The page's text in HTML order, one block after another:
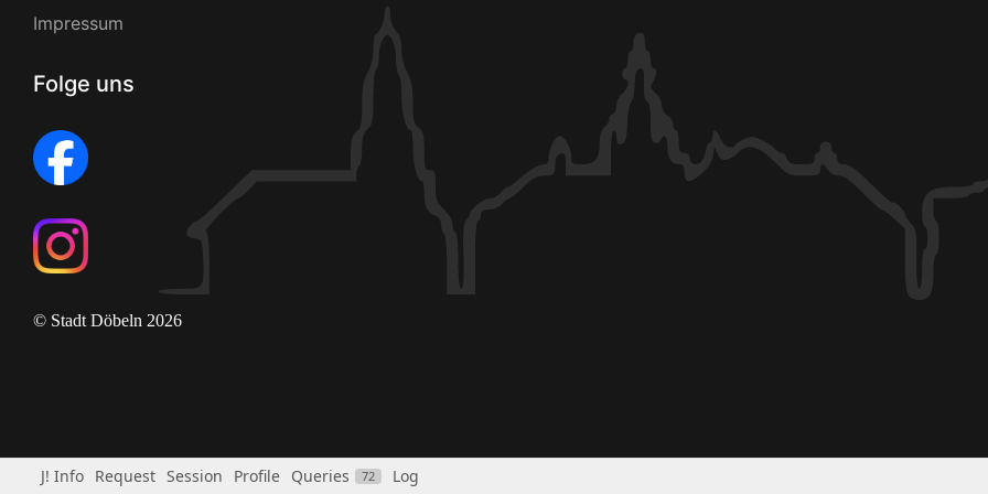
Impressum
Folge uns
© Stadt Döbeln 2026
J! Info Request Session Profile Queries 72 Log